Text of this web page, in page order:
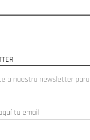
a nuestra newsletter